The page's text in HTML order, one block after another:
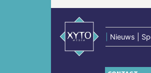
Nieuws |